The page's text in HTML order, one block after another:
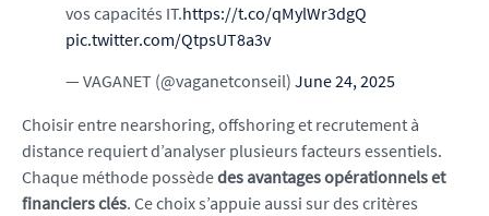
vos capacités IT.https://t.co/qMylWr3dgQ
pic.twitter.com/QtpsUT8a3v
— VAGANET (@vaganetconseil) June 24, 2025
Choisir entre nearshoring, offshoring et recrutement à
distance requiert d’analyser plusieurs facteurs essentiels.
Chaque méthode possèdedes avantages opérationnels et
financiers clés. Ce choix s’appuie aussi sur des critères